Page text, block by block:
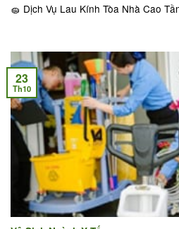
🧽 Dịch Vụ Lau Kính Tòa Nhà Cao
23
Th10